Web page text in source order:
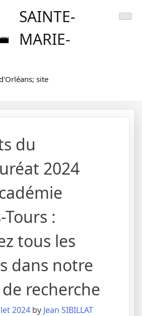
SAINTE-
MARIE-
site
du
2024
:
tous les
dans notre
recherche
2024 by Jean SIBILLAT